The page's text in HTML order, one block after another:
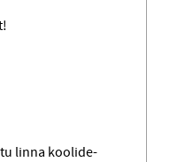
linna koolide-